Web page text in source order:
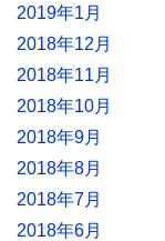
2019年1月
2018年12月
2018年11月
2018年10月
2018年9月
2018年8月
2018年7月
2018年6月